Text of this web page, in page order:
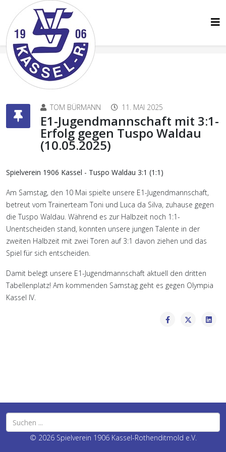
TOM BÜRMANN 11. MAI 2025
E1-Jugendmannschaft mit 3:1-
Erfolg gegen Tuspo Waldau
(10.05.2025)
Spielverein 1906 Kassel - Tuspo Waldau 3:1 (1:1)
Am Samstag, den 10 Mai spielte unsere E1-Jugendmannschaft,
betreut vom Trainerteam Toni und Luca da Silva, zuhause gegen
die Tuspo Waldau. Während es zur Halbzeit noch 1:1-
Unentscheiden stand, konnten unsere jungen Talente in der
zweiten Halbzeit mit zwei Toren auf 3:1 davon ziehen und das
Spiel für sich entscheiden.
Damit belegt unsere E1-Jugendmannschaft aktuell den dritten
Tabellenplatz! Am kommenden Samstag geht es gegen Olympia
Kassel IV.
© 2026 Spielverein 1906 Kassel-Rothenditmold e.V.